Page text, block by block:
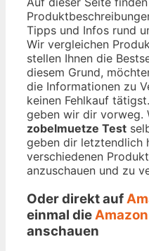
Tipps und Infos rund
Wir vergleichen
stellen Ihnen die
diesem Grund,
die Informationen zu
keinen Fehlkauf
geben wir dir vorweg.
zobelmuetze Test
geben dir letztendlich
verschiedenen
anzuschauen und zu
Oder direkt auf
einmal die
anschauen